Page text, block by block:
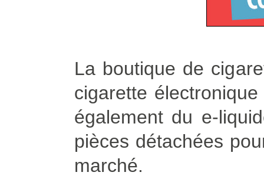
La boutique de
cigarette
également du e-
pièces détachées
marché.